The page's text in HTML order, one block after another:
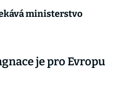
ministerstvo
je pro Evropu